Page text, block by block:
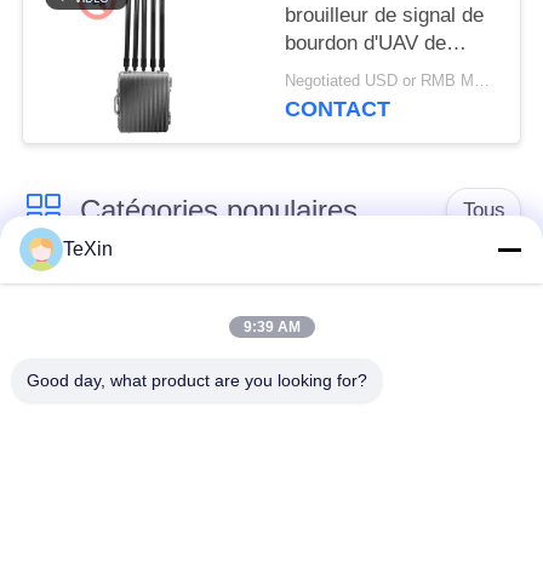
brouilleur de signal de
bourdon d'UAV de
longue portée de
connexion d'ordinateur
Negotiated USD or RMB MOQ:1
CONTACT
Catégories populaires Tous
Module de brouilleur
module de brouillage
de drone
Module de brouilleur
amplificateur de
TeXin
9:39 AM
Good day, what product are you looking for?